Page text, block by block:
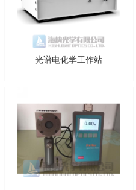
光谱电化学工作站